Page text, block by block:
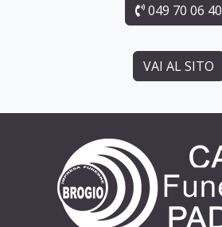
049 70 06 40
VAI AL SITO